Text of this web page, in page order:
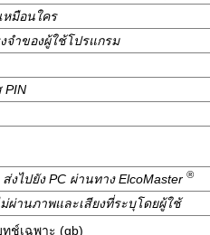
หมือนใคร
จำของผู้ใช้โปรแกรม
PIN
ส่งไปยังPC ผ่านทางElcoMaster ®
ผ่านภาพและเสียงที่ระบุโดยผู้ใช้
ช์เฉพาะ (gb)